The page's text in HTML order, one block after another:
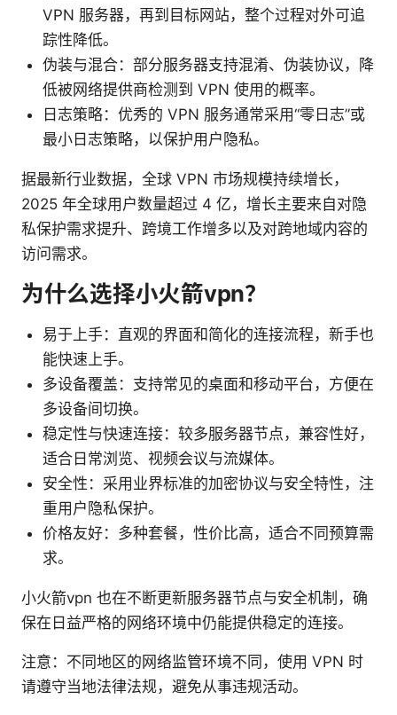
VPN 服务器，再到目标网站，整个过程对外可追
踪性降低。
伪装与混合：部分服务器支持混淆、伪装协议，降
低被网络提供商检测到 VPN 使用的概率。
日志策略：优秀的 VPN 服务通常采用“零日志”或
最小日志策略，以保护用户隐私。
据最新行业数据，全球 VPN 市场规模持续增长，
2025 年全球用户数量超过 4 亿，增长主要来自对隐
私保护需求提升、跨境工作增多以及对跨地域内容的
访问需求。
为什么选择小火箭vpn？
易于上手：直观的界面和简化的连接流程，新手也
能快速上手。
多设备覆盖：支持常见的桌面和移动平台，方便在
多设备间切换。
稳定性与快速连接：较多服务器节点，兼容性好，
适合日常浏览、视频会议与流媒体。
安全性：采用业界标准的加密协议与安全特性，注
重用户隐私保护。
价格友好：多种套餐，性价比高，适合不同预算需
求。
小火箭vpn 也在不断更新服务器节点与安全机制，确
保在日益严格的网络环境中仍能提供稳定的连接。
注意：不同地区的网络监管环境不同，使用 VPN 时
请遵守当地法律法规，避免从事违规活动。